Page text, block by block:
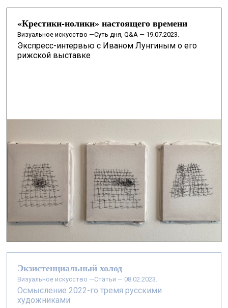
«Крестики-нолики» настоящего времени
визуальное искусство —Суть дня, Q&A — 19.07.2023.
Экспресс-интервью с Иваном Лунгиным о его
рижской выставке
Экзистенциальный холод
визуальное искусство —Статьи — 08.02.2023.
Осмысление 2022-го тремя русскими
художниками